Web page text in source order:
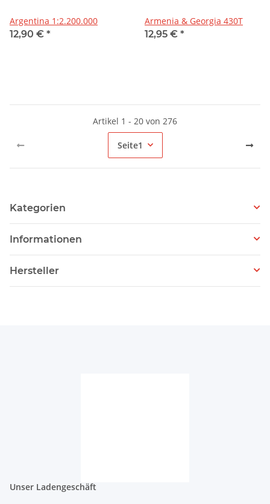
Argentina 1:2.200.000
12,90 € *
Armenia & Georgia 430T
12,95 € *
Artikel 1 - 20 von 276
Seite1
Kategorien
Informationen
Hersteller
Unser Ladengeschäft